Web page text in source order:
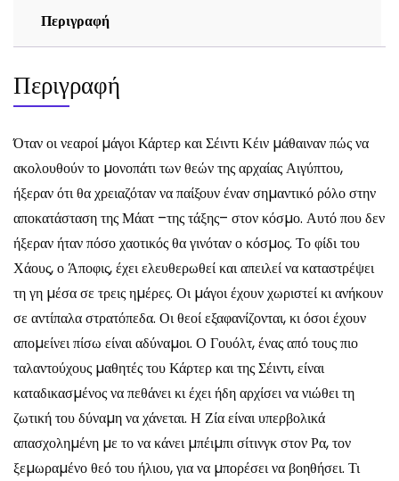
Περιγραφή
Περιγραφή
Όταν οι νεαροί µάγοι Κάρτερ και Σέιντι Κέιν µάθαιναν πώς να
ακολουθούν το µονοπάτι των θεών της αρχαίας Αιγύπτου,
ήξεραν ότι θα χρειαζόταν να παίξουν έναν σηµαντικό ρόλο στην
αποκατάσταση της Μάατ –της τάξης– στον κόσµο. Αυτό που δεν
ήξεραν ήταν πόσο χαοτικός θα γινόταν ο κόσµος. Το φίδι του
Χάους, ο Άποφις, έχει ελευθερωθεί και απειλεί να καταστρέψει
τη γη µέσα σε τρεις ηµέρες. Οι µάγοι έχουν χωριστεί κι ανήκουν
σε αντίπαλα στρατόπεδα. Οι θεοί εξαφανίζονται, κι όσοι έχουν
αποµείνει πίσω είναι αδύναµοι. Ο Γουόλτ, ένας από τους πιο
ταλαντούχους µαθητές του Κάρτερ και της Σέιντι, είναι
καταδικασµένος να πεθάνει κι έχει ήδη αρχίσει να νιώθει τη
ζωτική του δύναµη να χάνεται. Η Ζία είναι υπερβολικά
απασχοληµένη µε το να κάνει µπέιµπι σίτινγκ στον Ρα, τον
ξεµωραµένο θεό του ήλιου, για να µπορέσει να βοηθήσει. Τι